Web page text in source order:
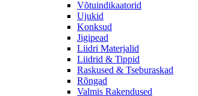
Võtuindikaatorid
Ujukid
Konksud
Jigipead
Liidri Materjalid
Liidrid & Tippid
Raskused & Tseburaskad
Rõngad
Valmis Rakendused